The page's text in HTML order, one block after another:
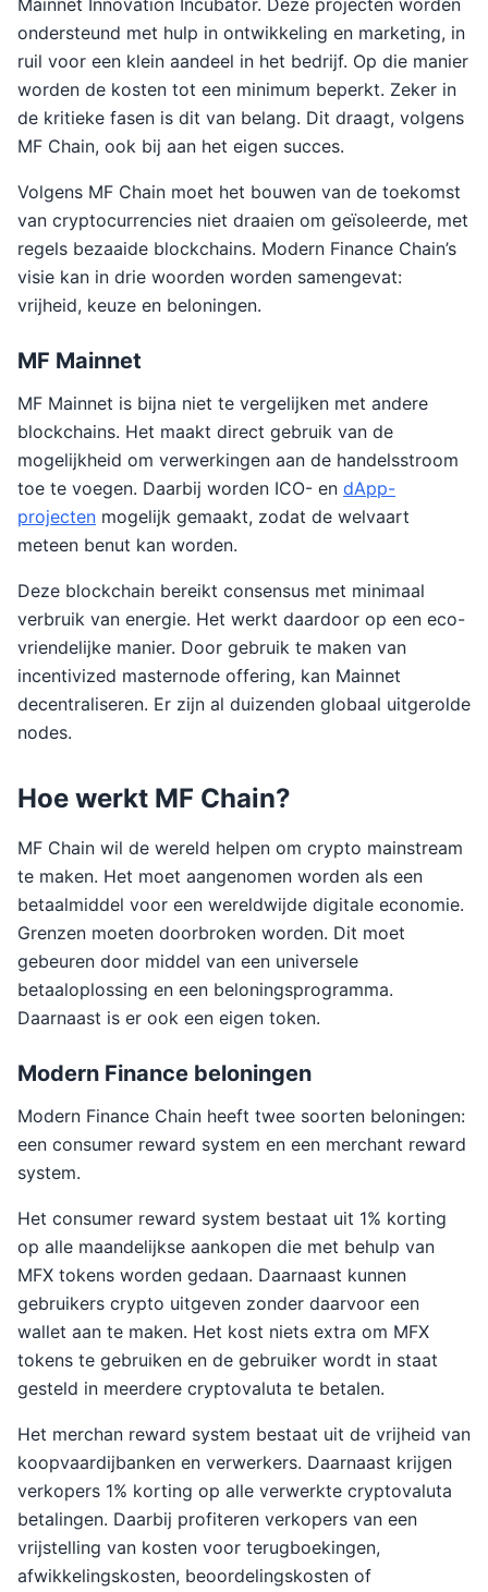
Mainnet Innovation Incubator. Deze projecten worden
ondersteund met hulp in ontwikkeling en marketing, in
ruil voor een klein aandeel in het bedrijf. Op die manier
worden de kosten tot een minimum beperkt. Zeker in
de kritieke fasen is dit van belang. Dit draagt, volgens
MF Chain, ook bij aan het eigen succes.
Volgens MF Chain moet het bouwen van de toekomst
van cryptocurrencies niet draaien om geïsoleerde, met
regels bezaaide blockchains. Modern Finance Chain’s
visie kan in drie woorden worden samengevat:
vrijheid, keuze en beloningen.
MF Mainnet
MF Mainnet is bijna niet te vergelijken met andere
blockchains. Het maakt direct gebruik van de
mogelijkheid om verwerkingen aan de handelsstroom
toe te voegen. Daarbij worden ICO- en dApp-
projecten mogelijk gemaakt, zodat de welvaart
meteen benut kan worden.
Deze blockchain bereikt consensus met minimaal
verbruik van energie. Het werkt daardoor op een eco-
vriendelijke manier. Door gebruik te maken van
incentivized masternode offering, kan Mainnet
decentraliseren. Er zijn al duizenden globaal uitgerolde
nodes.
Hoe werkt MF Chain?
MF Chain wil de wereld helpen om crypto mainstream
te maken. Het moet aangenomen worden als een
betaalmiddel voor een wereldwijde digitale economie.
Grenzen moeten doorbroken worden. Dit moet
gebeuren door middel van een universele
betaaloplossing en een beloningsprogramma.
Daarnaast is er ook een eigen token.
Modern Finance beloningen
Modern Finance Chain heeft twee soorten beloningen:
een consumer reward system en een merchant reward
system.
Het consumer reward system bestaat uit 1% korting
op alle maandelijkse aankopen die met behulp van
MFX tokens worden gedaan. Daarnaast kunnen
gebruikers crypto uitgeven zonder daarvoor een
wallet aan te maken. Het kost niets extra om MFX
tokens te gebruiken en de gebruiker wordt in staat
gesteld in meerdere cryptovaluta te betalen.
Het merchan reward system bestaat uit de vrijheid van
koopvaardijbanken en verwerkers. Daarnaast krijgen
verkopers 1% korting op alle verwerkte cryptovaluta
betalingen. Daarbij profiteren verkopers van een
vrijstelling van kosten voor terugboekingen,
afwikkelingskosten, beoordelingskosten of